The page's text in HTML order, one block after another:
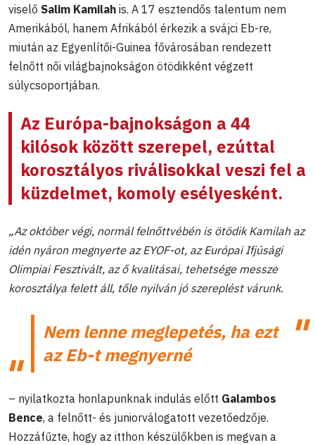
viselő Salim Kamilah is. A 17 esztendős talentum nem
Amerikából, hanem Afrikából érkezik a svájci Eb-re,
miután az Egyenlítői-Guinea fővárosában rendezett
felnőtt női világbajnokságon ötödikként végzett
súlycsoportjában.
Az Európa-bajnokságon a 44
kilósok között szerepel, ezúttal
korosztályos riválisokkal veszi fel a
küzdelmet, komoly esélyesként.
„Az október végi, normál felnőttvébén is ötödik Kamilah az
idén nyáron megnyerte az EYOF-ot, az Európai Ifjúsági
Olimpiai Fesztivált, az ő kvalitásai, tehetsége messze
korosztálya felett áll, tőle nyilván jó szereplést várunk.
Nem lenne meglepetés, ha ezt
az Eb-t megnyerné
– nyilatkozta honlapunknak indulás előtt Galambos
Bence, a felnőtt- és juniorválogatott vezetőedzője.
Hozzáfűzte, hogy az itthon készülőkben is megvan a